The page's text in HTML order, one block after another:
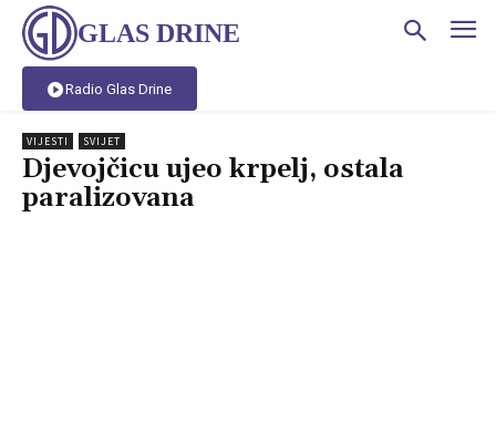
GLAS DRINE
Radio Glas Drine
VIJESTI SVIJET
Djevojčicu ujeo krpelj, ostala
paralizovana